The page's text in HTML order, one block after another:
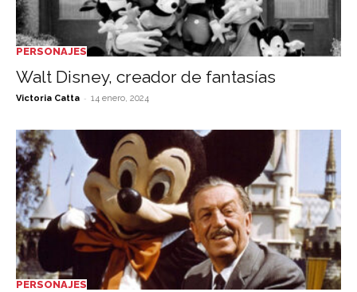
PERSONAJES
Walt Disney, creador de fantasías
Victoria Catta - 14 enero, 2024
PERSONAJES